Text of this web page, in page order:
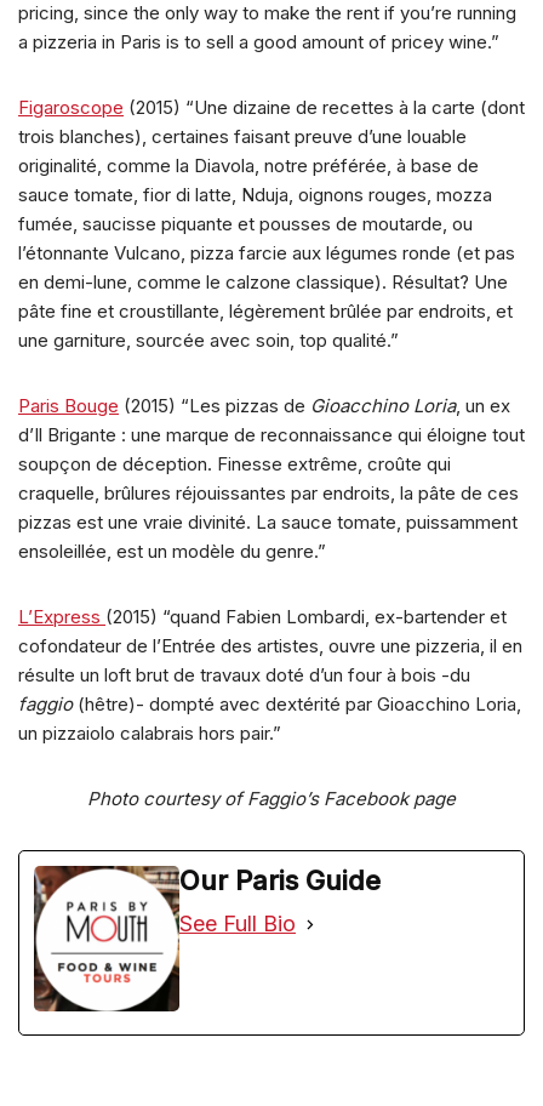
pricing, since the only way to make the rent if you’re running
a pizzeria in Paris is to sell a good amount of pricey wine.”
Figaroscope (2015) “Une dizaine de recettes à la carte (dont
trois blanches), certaines faisant preuve d’une louable
originalité, comme la Diavola, notre préférée, à base de
sauce tomate, fior di latte, Nduja, oignons rouges, mozza
fumée, saucisse piquante et pousses de moutarde, ou
l’étonnante Vulcano, pizza farcie aux légumes ronde (et pas
en demi-lune, comme le calzone classique). Résultat? Une
pâte fine et croustillante, légèrement brûlée par endroits, et
une garniture, sourcée avec soin, top qualité.”
Paris Bouge (2015) “Les pizzas de Gioacchino Loria, un ex
d’Il Brigante : une marque de reconnaissance qui éloigne tout
soupçon de déception. Finesse extrême, croûte qui
craquelle, brûlures réjouissantes par endroits, la pâte de ces
pizzas est une vraie divinité. La sauce tomate, puissamment
ensoleillée, est un modèle du genre.”
L’Express (2015) “quand Fabien Lombardi, ex-bartender et
cofondateur de l’Entrée des artistes, ouvre une pizzeria, il en
résulte un loft brut de travaux doté d’un four à bois -du
faggio(hêtre)- dompté avec dextérité par Gioacchino Loria,
un pizzaiolo calabrais hors pair.”
Photo courtesy of Faggio’s Facebook page
Our Paris Guide
See Full Bio